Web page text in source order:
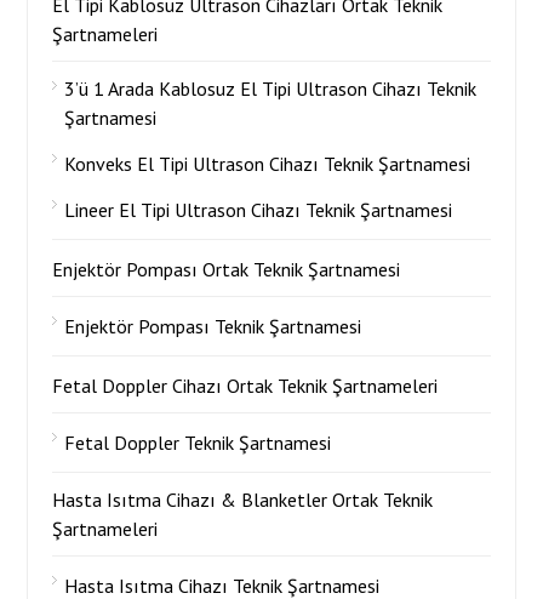
El Tipi Kablosuz Ultrason Cihazları Ortak Teknik
Şartnameleri
3’ü 1 Arada Kablosuz El Tipi Ultrason Cihazı Teknik
Şartnamesi
Konveks El Tipi Ultrason Cihazı Teknik Şartnamesi
Lineer El Tipi Ultrason Cihazı Teknik Şartnamesi
Enjektör Pompası Ortak Teknik Şartnamesi
Enjektör Pompası Teknik Şartnamesi
Fetal Doppler Cihazı Ortak Teknik Şartnameleri
Fetal Doppler Teknik Şartnamesi
Hasta Isıtma Cihazı & Blanketler Ortak Teknik
Şartnameleri
Hasta Isıtma Cihazı Teknik Şartnamesi